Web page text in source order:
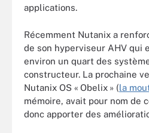
applications.
Récemment Nutanix a
de son hyperviseur AHV qui
environ un quart des
constructeur. La prochaine
Nutanix OS « Obelix » (la
mémoire, avait pour nom de
donc apporter des